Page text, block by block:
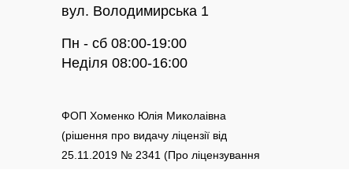
вул. Володимирська 1
Пн - сб 08:00-19:00
Неділя 08:00-16:00
ФОП Хоменко Юлія Миколаівна
(рішення про видачу ліцензії від
25.11.2019 № 2341 (Про ліцензування